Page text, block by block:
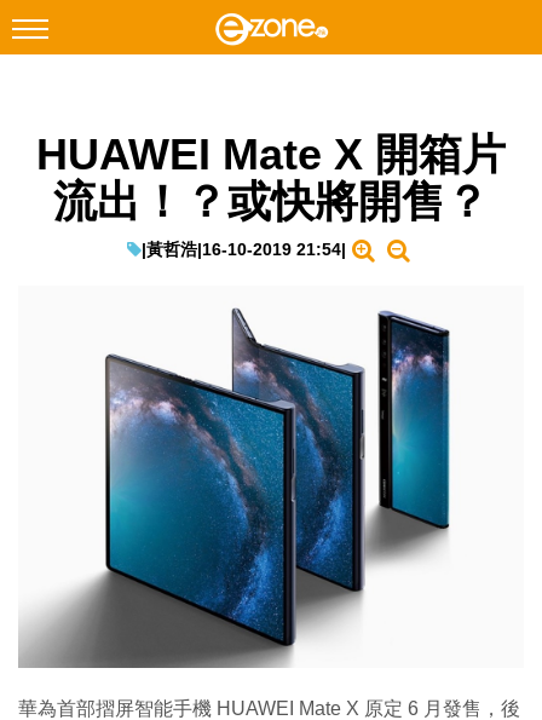
Facebook Instagram
科技焦點
Enterprise Digital Transformation
HUAWEI Mate X 開箱片
流出！？或快將開售？
|黃哲浩|16-10-2019 21:54|
華為首部摺屏智能手機 HUAWEI Mate X 原定 6 月發售，後